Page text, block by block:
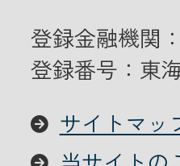
登録金融機関
登録番号：東
サイトマッ